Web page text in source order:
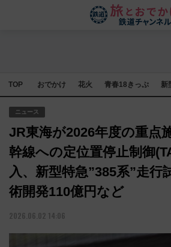
TOP おでかけ 花火 青春18きっぷ 新
ニュース
JR東海が2026年度の重点
幹線への定位置停止制御
入、新型特急”385系”走行
術開発110億円など
2026.06.02 14:06